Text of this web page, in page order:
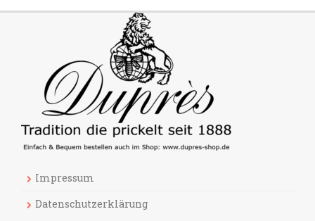
Impressum
Datenschutzerklärung